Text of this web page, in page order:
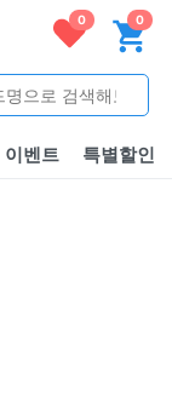
0 0
이벤트 특별할인